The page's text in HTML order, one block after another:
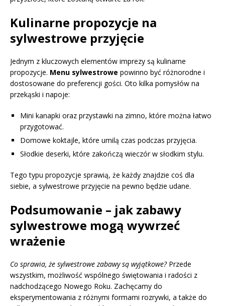
Kulinarne propozycje na
sylwestrowe przyjęcie
Jednym z kluczowych elementów imprezy są kulinarne
propozycje. Menu sylwestrowe powinno być różnorodne i
dostosowane do preferencji gości. Oto kilka pomysłów na
przekąski i napoje:
Mini kanapki oraz przystawki na zimno, które można łatwo
przygotować.
Domowe koktajle, które umilą czas podczas przyjęcia.
Słodkie deserki, które zakończą wieczór w słodkim stylu.
Tego typu propozycje sprawią, że każdy znajdzie coś dla
siebie, a sylwestrowe przyjęcie na pewno będzie udane.
Podsumowanie – jak zabawy
sylwestrowe mogą wywrzeć
wrażenie
Co sprawia, że sylwestrowe zabawy są wyjątkowe?Przede
wszystkim, możliwość wspólnego świętowania i radości z
nadchodzącego Nowego Roku. Zachęcamy do
eksperymentowania z różnymi formami rozrywki, a także do